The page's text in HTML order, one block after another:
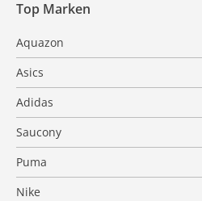
Top Marken
Aquazon
Asics
Adidas
Saucony
Puma
Nike